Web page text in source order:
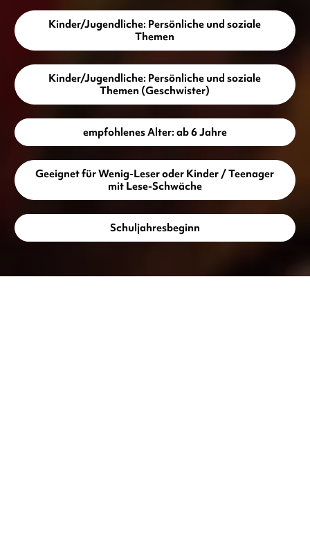
Kinder/Jugendliche: Persönliche und soziale
Themen
Kinder/Jugendliche: Persönliche und soziale
Themen (Geschwister)
empfohlenes Alter: ab 6 Jahre
Geeignet für Wenig-Leser oder Kinder / Teenager
mit Lese-Schwäche
Schuljahresbeginn